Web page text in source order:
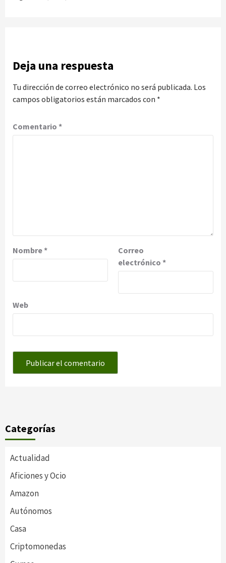
Deja una respuesta
Tu dirección de correo electrónico no será publicada. Los
campos obligatorios están marcados con *
Comentario *
Nombre*
Correo
electrónico *
Web
Categorías
Actualidad
Aficiones y Ocio
Amazon
Autónomos
Casa
Criptomonedas